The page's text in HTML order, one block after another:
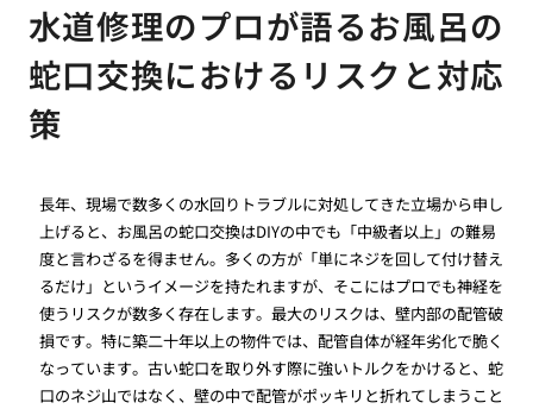
水道修理のプロが語るお風呂の
蛇口交換におけるリスクと対応
策
長年、現場で数多くの水回りトラブルに対処してきた立場から申し
上げると、お風呂の蛇口交換はDIYの中でも「中級者以上」の難易
度と言わざるを得ません。多くの方が「単にネジを回して付け替え
るだけ」というイメージを持たれますが、そこにはプロでも神経を
使うリスクが数多く存在します。最大のリスクは、壁内部の配管破
損です。特に築二十年以上の物件では、配管自体が経年劣化で脆く
なっています。古い蛇口を取り外す際に強いトルクをかけると、蛇
口のネジ山ではなく、壁の中で配管がポッキリと折れてしまうこと